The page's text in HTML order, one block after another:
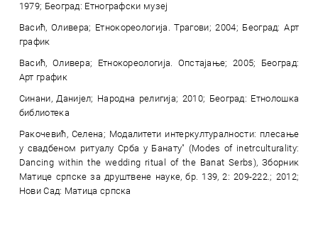
1979; Београд: Етнографски музеј
Васић, Оливера; Етнокореологија. Трагови; 2004; Београд: Арт
график
Васић, Оливера; Етнокореологија. Опстајање; 2005; Београд:
Арт график
Синани, Данијел; Народна религија; 2010; Београд: Етнолошка
библиотека
Ракочевић, Селена; Модалитети интеркултуралности: плесање
у свадбеном ритуалу Срба у Банату" (Modes of inetrculturality:
Dancing within the wedding ritual of the Banat Serbs), Зборник
Матице српске за друштвене науке, бр. 139, 2: 209-222.; 2012;
Нови Сад: Матица српска